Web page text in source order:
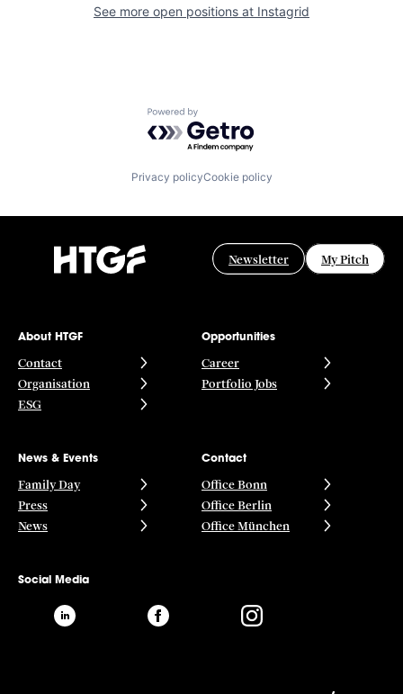
See more open positions at Instagrid
Powered by Getro.com
Privacy policyCookie policy
Newsletter My Pitch
About HTGF
Contact
Organisation
ESG
Opportunities
Career
Portfolio Jobs
News & Events
Family Day
Press
News
Contact
Office Bonn
Office Berlin
Office München
Social Media